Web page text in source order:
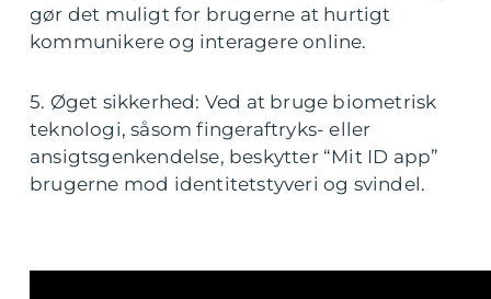
gør det muligt for brugerne at hurtigt
kommunikere og interagere online.
5. Øget sikkerhed: Ved at bruge biometrisk
teknologi, såsom fingeraftryks- eller
ansigtsgenkendelse, beskytter “Mit ID app”
brugerne mod identitetstyveri og svindel.